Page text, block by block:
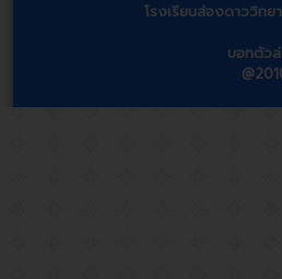
โรงเรียนส่องดาววิท
บอทตัว